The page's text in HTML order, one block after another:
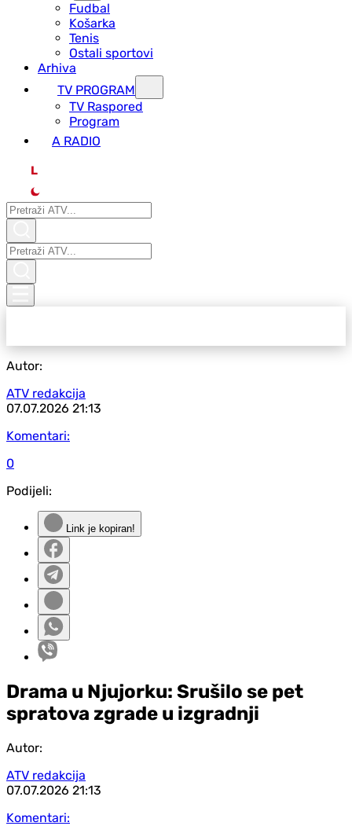
Fudbal
Košarka
Tenis
Ostali sportovi
Arhiva
TV PROGRAM
ТV Raspored
Program
A RADIO
L
Autor:
ATV redakcija
07.07.2026 21:13
Komentari:
0
Podijeli:
Link je kopiran!
Drama u Njujorku: Srušilo se pet
spratova zgrade u izgradnji
Autor:
ATV redakcija
07.07.2026 21:13
Komentari: